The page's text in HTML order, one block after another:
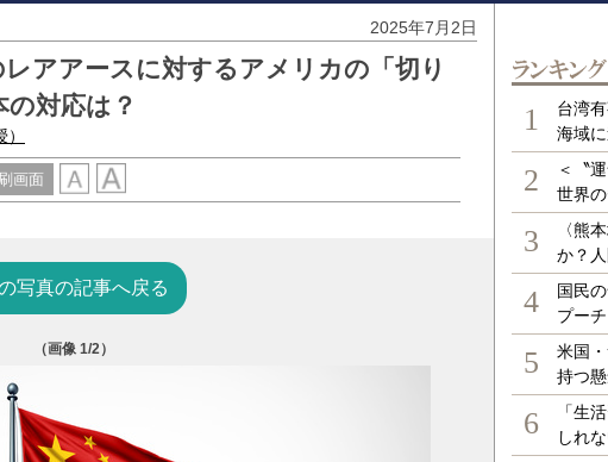
2025年7月2日
アアースに対するアメリカの「切り
対応は？
画面
写真の記事へ戻る
（画像1/2）
トランプ政権の「
1
台湾
海域
2
＜〝
世界
3
〈熊
か？
4
国民
プー
5
米国
持つ
6
「生
しれ